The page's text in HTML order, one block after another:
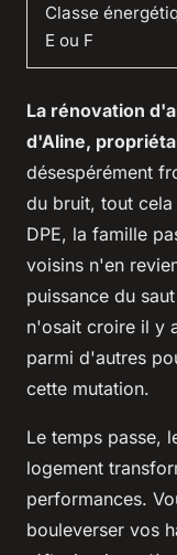
Classe
E ou F
La rénovation
d'Aline,
désespérément
du bruit, tout
DPE, la famille
voisins n'en
puissance du
n'osait croire il y
parmi d'autres
cette mutation.
Le temps passe,
logement
performances.
bouleverser vos